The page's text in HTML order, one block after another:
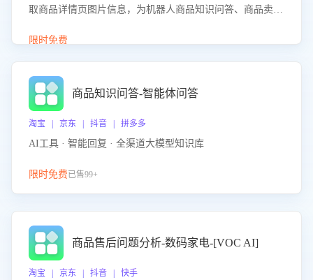
取商品详情页图片信息，为机器人商品知识问答、商品卖点
限时免费
商品知识问答-智能体问答
淘宝 | 京东 | 抖音 | 拼多多
AI工具 · 智能回复 · 全渠道大模型知识库
限时免费已售99+
商品售后问题分析-数码家电-[VOC AI]
淘宝 | 京东 | 抖音 | 快手